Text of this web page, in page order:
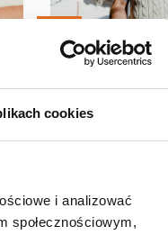
cookies
i analizować
społecznościowym,
2025
Łokieć
leczenie,